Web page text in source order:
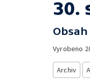
30.
Vyrobeno
Archiv